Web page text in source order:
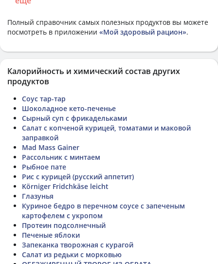
Полный справочник самых полезных продуктов вы можете
посмотреть в приложении «Мой здоровый рацион».
Калорийность и химический состав других
продуктов
Соус тар-тар
Шоколадное кето-печенье
Сырный суп с фрикадельками
Салат с копченой курицей, томатами и маковой
заправкой
Mad Mass Gainer
Рассольник с минтаем
Рыбное пате
Рис с курицей (русский аппетит)
Körniger Fridchkäse leicht
Глазунья
Куриное бедро в перечном соусе с запеченым
картофелем с укропом
Протеин подсолнечный
Печеные яблоки
Запеканка творожная с курагой
Салат из редьки с морковью